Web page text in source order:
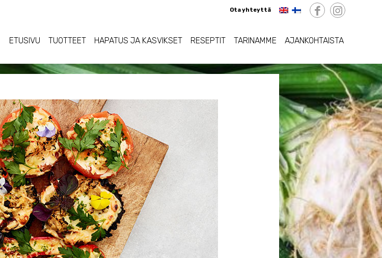
Ota yhteyttä
ETUSIVU TUOTTEET HAPATUS JA KASVIKSET RESEPTIT TARINAMME AJANKOHTAISTA